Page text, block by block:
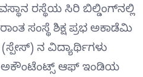
ರಸ್ಥೆಯ ಸಿರಿ ಬಿಲ್ಡಿಂಗ್‌ನಲ್ಲಿ
ಸಂಸ್ಥೆ ಶಿಕ್ಷ ಪ್ರಭ ಅಕಾಡೆಮಿ
ನ ವಿದ್ಯಾರ್ಥಿಗಳು
ಆಫ್ ಇಂಡಿಯ